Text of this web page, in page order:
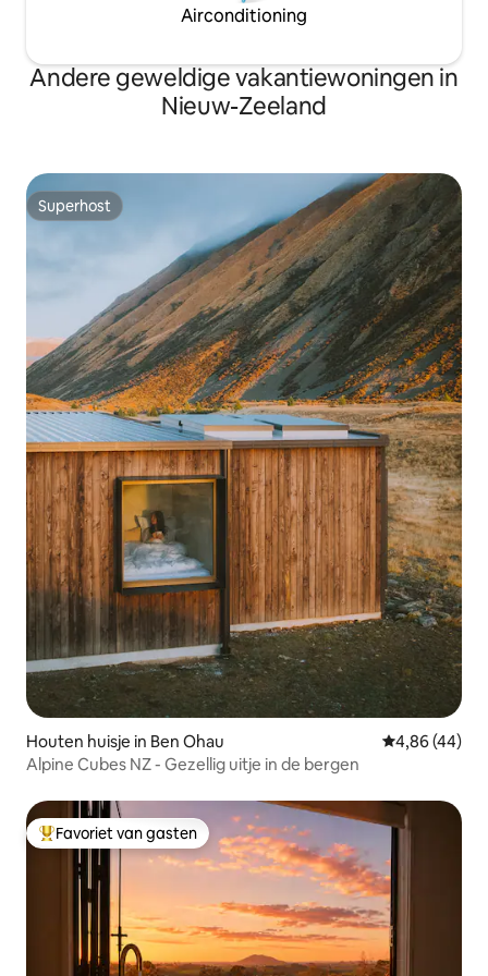
Airconditioning
Andere geweldige vakantiewoningen in
Nieuw-Zeeland
Superhost
Superhost
Houten huisje in Ben Ohau Gemiddelde
4,86 (44)
Alpine Cubes NZ - Gezellig uitje in de bergen
Topfavoriet van gasten
Favoriet van gasten